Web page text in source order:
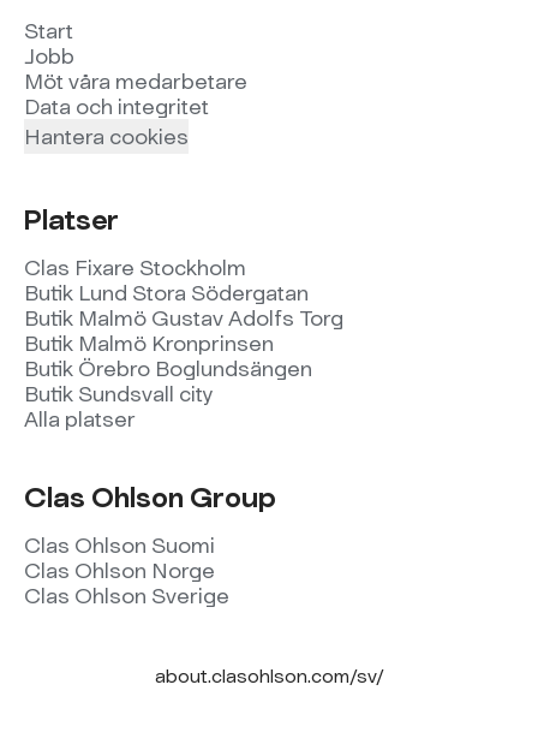
Start
Jobb
Möt våra medarbetare
Data och integritet
Hantera cookies
Platser
Clas Fixare Stockholm
Butik Lund Stora Södergatan
Butik Malmö Gustav Adolfs Torg
Butik Malmö Kronprinsen
Butik Örebro Boglundsängen
Butik Sundsvall city
Alla platser
Clas Ohlson Group
Clas Ohlson Suomi
Clas Ohlson Norge
Clas Ohlson Sverige
about.clasohlson.com/sv/